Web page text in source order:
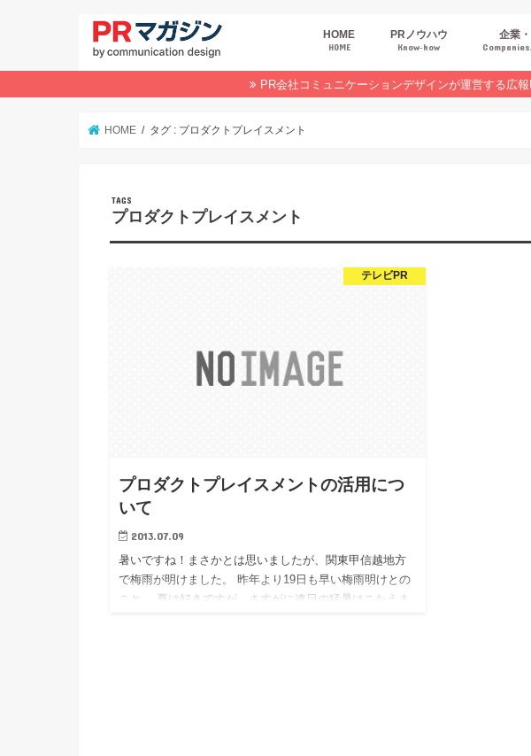
HOME
HOME
PRノウハウ
Know‐how
広報スキルUP
商品・サービスPR
デジタルPR
PRトレンド
イベントPR
業界コラム
オンラインセミナーレポート
企業
PR会社コミュニケーションデザインが運営する広
HOME タグ : プロダクトプレイスメント
プロダクトプレイスメント
テレビPR
プロダクトプレイスメントの活用につ
いて
2013.07.09
暑いですね！まさかとは思いましたが、関東甲信越地方
で梅雨が明けました。 昨年より19日も早い梅雨明けとの
こと。 夏は好きですが、さすがに連日の猛暑はこたえま